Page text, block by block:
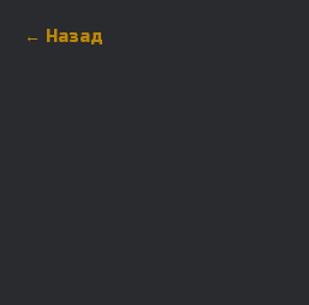
Назад